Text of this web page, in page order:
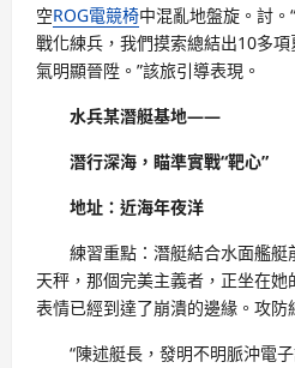
空ROG電競椅中混亂地盤旋。討
戰化練兵，我們摸索總結出10多
氣明顯晉陞。”該旅引導表現。
水兵某潛艇基地——
潛行深海，瞄準實戰“靶心”
地址：近海年夜洋
練習重點：潛艇結合水面艦
天秤，那個完美主義者，正坐在
表情已經到達了崩潰的邊緣。攻防
“陳述艇長，發明不明脈沖電子